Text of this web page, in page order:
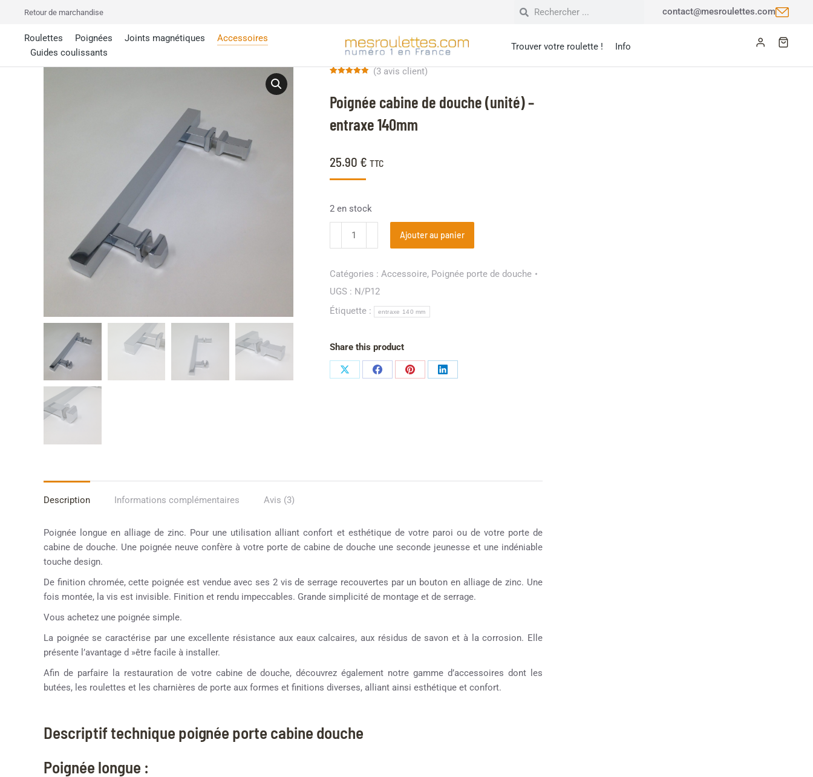
Retour de marchandise contact@mesroulettes.com
Roulettes Poignées Joints magnétiques
Accessoires
Guides coulissants
Trouver votre roulette ! Info
Poignée cabine de douche (unité) –
entraxe 140mm
25.90 € TTC
sur
notations
(3 avis client)
2 en stock
Ajouter au panier
Catégories : Accessoire, Poignée porte de douche
UGS : N/P12
Étiquette :
entraxe 140 mm
Share this product
Description Informations complémentaires Avis (3)
Poignée longue en alliage de zinc. Pour une utilisation alliant confort et esthétique de votre paroi ou de votre porte de
cabine de douche. Une poignée neuve confère à votre porte de cabine de douche une seconde jeunesse et une indéniable
touche design.
De finition chromée, cette poignée est vendue avec ses 2 vis de serrage recouvertes par un bouton en alliage de zinc. Une
fois montée, la vis est invisible. Finition et rendu impeccables. Grande simplicité de montage et de serrage.
Vous achetez une poignée simple.
La poignée se caractérise par une excellente résistance aux eaux calcaires, aux résidus de savon et à la corrosion. Elle
présente l’avantage d »être facile à installer.
Afin de parfaire la restauration de votre cabine de douche, découvrez également notre gamme d’accessoires dont les
butées, les roulettes et les charnières de porte aux formes et finitions diverses, alliant ainsi esthétique et confort.
Descriptif technique poignée porte cabine douche
Poignée longue :